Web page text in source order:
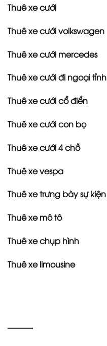
Thuê xe cưới
Thuê xe cưới volkswagen
Thuê xe cưới mercedes
Thuê xe cưới đi ngoại tỉnh
Thuê xe cưới cổ điển
Thuê xe cưới con bọ
Thuê xe cưới 4 chỗ
Thuê xe vespa
Thuê xe trưng bày sự kiện
Thuê xe mô tô
Thuê xe chụp hình
Thuê xe limousine